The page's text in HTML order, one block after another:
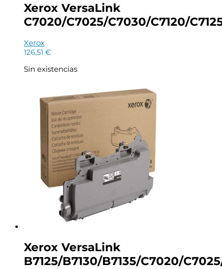
Xerox VersaLink
C7020/C7025/C7030/C7120/
Xerox
126,51 €
Sin existencias
Xerox VersaLink
B7125/B7130/B7135/C7020/